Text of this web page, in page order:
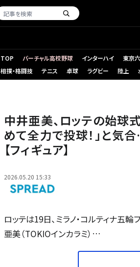
TOP バーチャル高校野球 インターハイ 東京
相撲・格闘技
テニス 卓球 ラグビー 陸上
中井亜美、ロッテの始
めて全力で投球！」と
【フィギュア】
2026.05.20 15:33
ロッテは19日、ミラノ・コルティナ五
亜美（TOKIOインカラミ）…